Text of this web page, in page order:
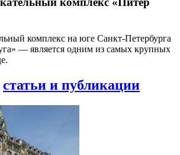
комплекс на юге Санкт-Петербурга
— является одним из самых крупных
статьи и публикации